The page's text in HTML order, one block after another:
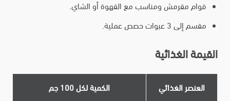
قوام مقرمش ومناسب مع القهوة أو الشاي.
مقسم إلى 3 عبوات حصص عملية.
القيمة الغذائية
العنصر الغذائي الكمية لكل 100 جم